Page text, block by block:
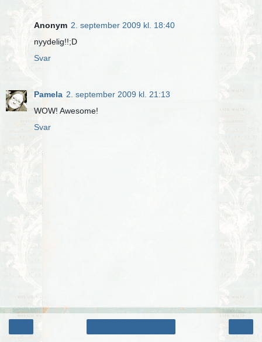
Anonym 2. september 2009 kl. 18:40
nyydelig!!;D
Svar
Pamela 2. september 2009 kl. 21:13
WOW! Awesome!
Svar